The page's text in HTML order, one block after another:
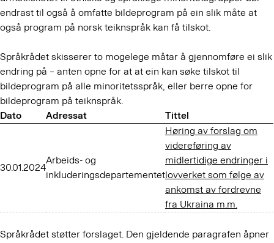
endrast til også å omfatte bildeprogram på ein slik måte at
også program på norsk teiknspråk kan få tilskot.
Språkrådet skisserer to mogelege måtar å gjennomføre ei slik
endring på – anten opne for at at ein kan søke tilskot til
bildeprogram på alle minoritetsspråk, eller berre opne for
bildeprogram på teiknspråk.
Dato
Adressat Tittel
30.01.2024
Arbeids- og
inkluderingsdepartementet
Høring av forslag om
videreføring av
midlertidige endringer i
lovverket som følge av
ankomst av fordrevne
fra Ukraina m.m.
Språkrådet støtter forslaget. Den gjeldende paragrafen åpner